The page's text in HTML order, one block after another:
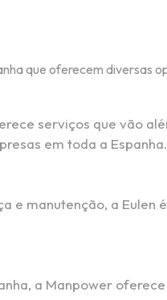
que oferecem diversas
serviços que vão
em toda a Espanha.
e manutenção, a
a Manpower